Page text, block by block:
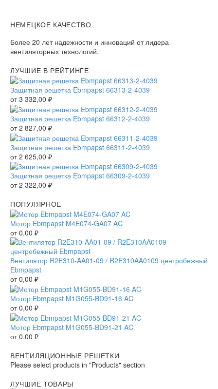
НЕМЕЦКОЕ КАЧЕСТВО
Более 20 лет надежности и инноваций от лидера
вентиляторных технологий.
ЛУЧШИЕ В РЕЙТИНГЕ
Защитная решетка Ebmpapst 66313-2-4039
от3 332,00 ₽
Защитная решетка Ebmpapst 66312-2-4039
от2 827,00 ₽
Защитная решетка Ebmpapst 66311-2-4039
от2 625,00 ₽
Защитная решетка Ebmpapst 66309-2-4039
от2 322,00 ₽
ПОПУЛЯРНОЕ
Мотор Ebmpapst M4E074-GA07 AC
от0,00 ₽
Вентилятор R2E310-AA01-09 / R2E310AA0109 центробежный
Ebmpapst
от0,00 ₽
Мотор Ebmpapst M1G055-BD91-16 AC
от0,00 ₽
Мотор Ebmpapst M1G055-BD91-21 AC
от0,00 ₽
ВЕНТИЛЯЦИОННЫЕ РЕШЕТКИ
Please select products in "Products" section
ЛУЧШИЕ ТОВАРЫ